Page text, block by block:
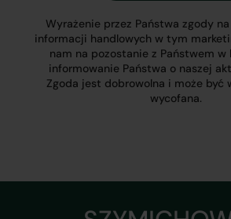
Wyrażenie przez Państwa zgody
informacji handlowych w tym
nam na pozostanie z Państwem w
informowanie Państwa o naszej
Zgoda jest dobrowolna i może być
wycofana.